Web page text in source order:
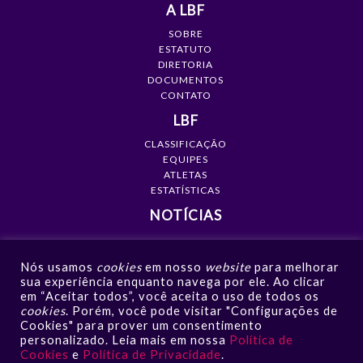
A LBF
SOBRE
ESTATUTO
DIRETORIA
DOCUMENTOS
CONTATO
LBF
CLASSIFICAÇÃO
EQUIPES
ATLETAS
ESTATÍSTICAS
NOTÍCIAS
GALERIAS
VÍDEOS
NOTÍCIAS
CONTATO
Nós usamos cookies em nosso website para melhorar
sua experiência enquanto navega por ele. Ao clicar
em “Aceitar todos”, você aceita o uso de todos os
cookies. Porém, você pode visitar "Configurações de
Cookies" para prover um consentimento
personalizado. Leia mais em nossa Política de
Cookies e Política de Privacidade.